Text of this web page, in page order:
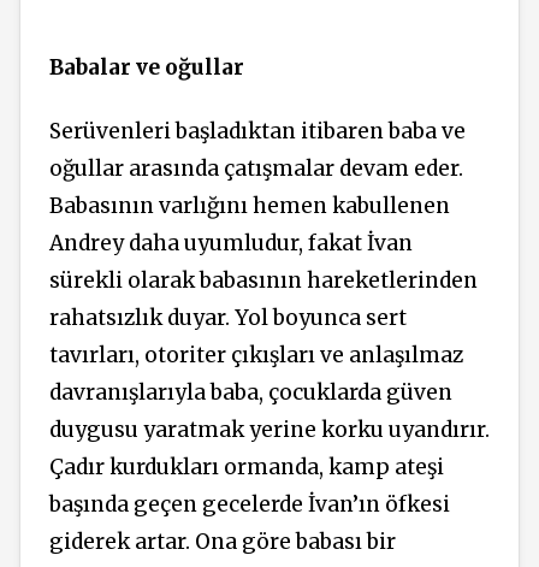
Babalar ve oğullar
Serüvenleri başladıktan itibaren baba ve
oğullar arasında çatışmalar devam eder.
Babasının varlığını hemen kabullenen
Andrey daha uyumludur, fakat İvan
sürekli olarak babasının hareketlerinden
rahatsızlık duyar. Yol boyunca sert
tavırları, otoriter çıkışları ve anlaşılmaz
davranışlarıyla baba, çocuklarda güven
duygusu yaratmak yerine korku uyandırır.
Çadır kurdukları ormanda, kamp ateşi
başında geçen gecelerde İvan’ın öfkesi
giderek artar. Ona göre babası bir